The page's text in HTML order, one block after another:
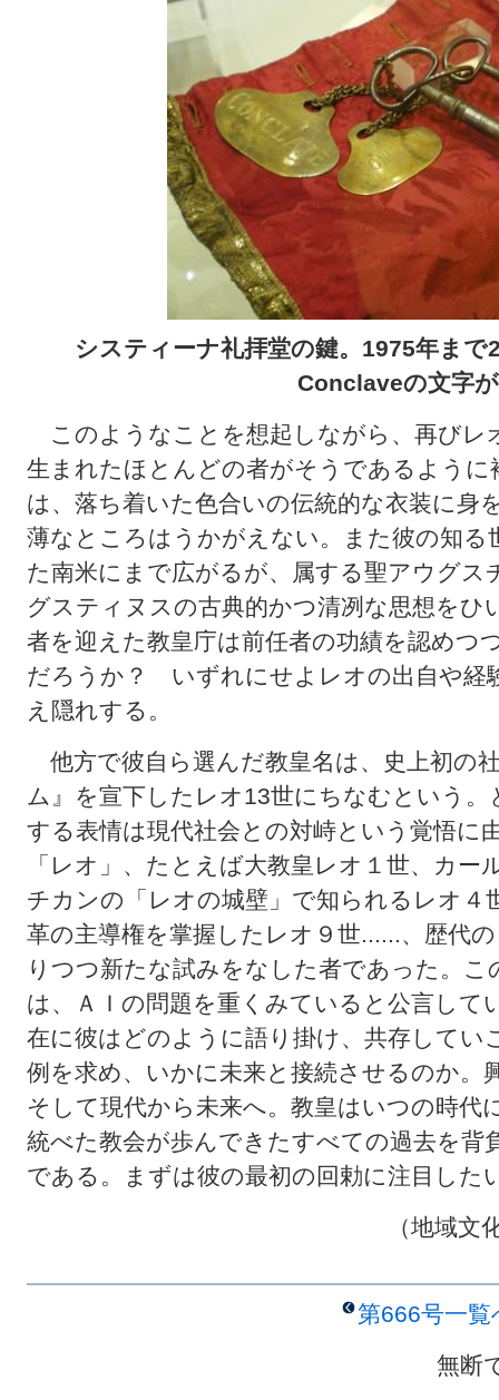
システィーナ礼拝堂の鍵。1975年ま
Conclaveの文字
このようなことを想起しながら、再びレ
生まれたほとんどの者がそうであるよう
は、落ち着いた色合いの伝統的な衣装に身
薄なところはうかがえない。また彼の知る
た南米にまで広がるが、属する聖アウグス
グスティヌスの古典的かつ清冽な思想をひ
者を迎えた教皇庁は前任者の功績を認めつ
だろうか？ いずれにせよレオの出自や経
え隠れする。
他方で彼自ら選んだ教皇名は、史上初の
ム』を宣下したレオ13世にちなむという
する表情は現代社会との対峙という覚悟に
「レオ」、たとえば大教皇レオ１世、カ
チカンの「レオの城壁」で知られるレオ４
革の主導権を掌握したレオ９世......、歴代
りつつ新たな試みをなした者であった。
は、ＡＩの問題を重くみていると公言して
在に彼はどのように語り掛け、共存して
例を求め、いかに未来と接続させるのか。
そして現代から未来へ。教皇はいつの時代
統べた教会が歩んできたすべての過去を背
である。まずは彼の最初の回勅に注目した
（地域
第666号一覧
無断